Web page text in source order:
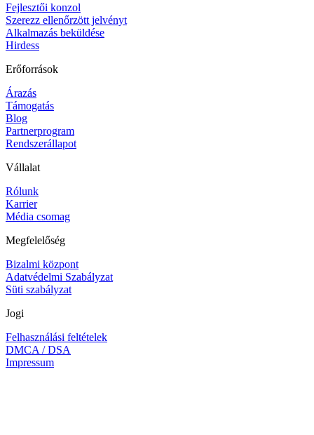
Fejlesztői konzol
Szerezz ellenőrzött jelvényt
Alkalmazás beküldése
Hirdess
Erőforrások
Árazás
Támogatás
Blog
Partnerprogram
Rendszerállapot
Vállalat
Rólunk
Karrier
Média csomag
Megfelelőség
Bizalmi központ
Adatvédelmi Szabályzat
Süti szabályzat
Jogi
Felhasználási feltételek
DMCA / DSA
Impressum